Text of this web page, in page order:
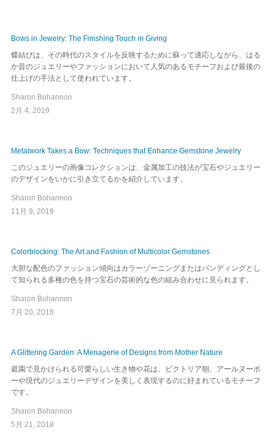
Bows in Jewelry: The Finishing Touch in Giving
蝶結びは、その時代のスタイルを反映するために蘇って適応しながら、はる
か昔のジュエリーやファッションにおいて人気のあるモチーフおよび最後の
仕上げの手法として使われています。
Sharon Bohannon
2月 4, 2019
Metalwork Takes a Bow: Techniques that Enhance Gemstone Jewelry
このジュエリーの画像コレクションは、金属加工の技法が宝石やジュエリー
のデザインをいかに引き立てるかを紹介しています。
Sharon Bohannon
11月 9, 2019
Colorblocking: The Art and Fashion of Multicolor Gemstones
大胆な配色のファッション傾向はカラーゾーニングまたはバンディングとし
て知られる多種の色を持つ宝石の芸術的な色の組み合わせに見られます。
Sharon Bohannon
7月 20, 2018
A Glittering Garden: A Menagerie of Designs from Mother Nature
庭園で見かけられる可愛らしい生き物や花は、ビクトリア朝、アールヌーボ
ーや現代のジュエリーデザインを美しく表現するのに好まれているモチーフ
です。
Sharon Bohannon
5月 21, 2018